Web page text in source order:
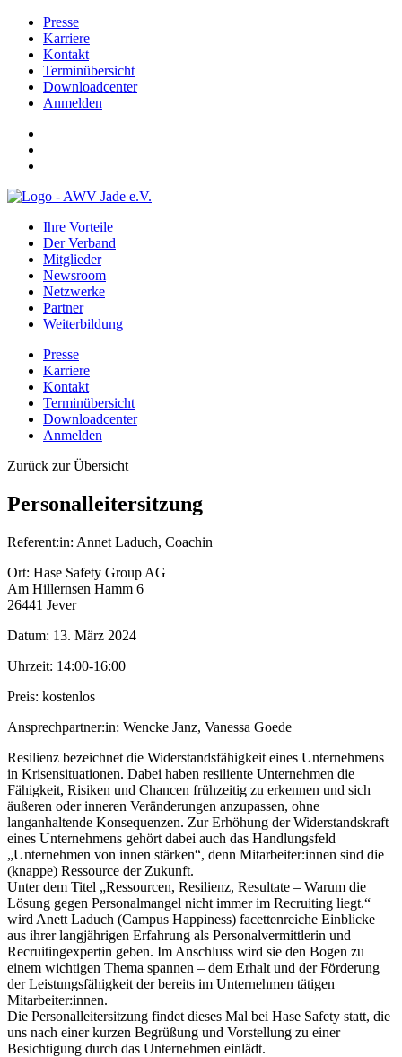
Presse
Karriere
Kontakt
Terminübersicht
Downloadcenter
Anmelden
Ihre Vorteile
Der Verband
Mitglieder
Newsroom
Netzwerke
Partner
Weiterbildung
Presse
Karriere
Kontakt
Terminübersicht
Downloadcenter
Anmelden
Zurück zur Übersicht
Personalleitersitzung
Referent:in: Annet Laduch, Coachin
Ort: Hase Safety Group AG
Am Hillernsen Hamm 6
26441 Jever
Datum: 13. März 2024
Uhrzeit: 14:00-16:00
Preis: kostenlos
Ansprechpartner:in: Wencke Janz, Vanessa Goede
Resilienz bezeichnet die Widerstandsfähigkeit eines Unternehmens
in Krisensituationen. Dabei haben resiliente Unternehmen die
Fähigkeit, Risiken und Chancen frühzeitig zu erkennen und sich
äußeren oder inneren Veränderungen anzupassen, ohne
langanhaltende Konsequenzen. Zur Erhöhung der Widerstandskraft
eines Unternehmens gehört dabei auch das Handlungsfeld
„Unternehmen von innen stärken“, denn Mitarbeiter:innen sind die
(knappe) Ressource der Zukunft.
Unter dem Titel „Ressourcen, Resilienz, Resultate – Warum die
Lösung gegen Personalmangel nicht immer im Recruiting liegt.“
wird Anett Laduch (Campus Happiness) facettenreiche Einblicke
aus ihrer langjährigen Erfahrung als Personalvermittlerin und
Recruitingexpertin geben. Im Anschluss wird sie den Bogen zu
einem wichtigen Thema spannen – dem Erhalt und der Förderung
der Leistungsfähigkeit der bereits im Unternehmen tätigen
Mitarbeiter:innen.
Die Personalleitersitzung findet dieses Mal bei Hase Safety statt, die
uns nach einer kurzen Begrüßung und Vorstellung zu einer
Besichtigung durch das Unternehmen einlädt.